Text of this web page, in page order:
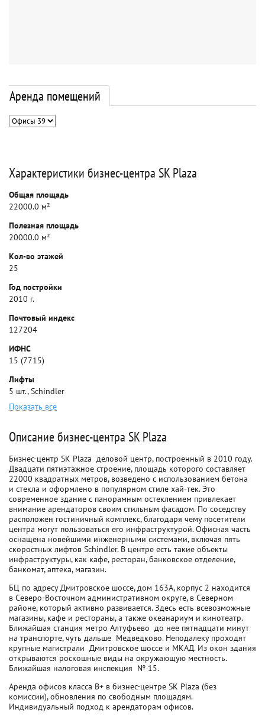
Аренда помещений
Характеристики бизнес-центра SK Plaza
Общая площадь
22000.0 м²
Полезная площадь
20000.0 м²
Кол-во этажей
25
Год постройки
2010 г.
Почтовый индекс
127204
ИФНС
15 (7715)
Лифты
5 шт., Schindler
Показать все
Описание бизнес-центра SK Plaza
Бизнес-центр SK Plaza  деловой центр, построенный в 2010 году.
Двадцати пятиэтажное строение, площадь которого составляет
22000 квадратных метров, возведено с использованием бетона
и стекла и оформлено в популярном стиле хай-тек. Это
современное здание с панорамным остеклением привлекает
внимание арендаторов своим стильным фасадом. По соседству
расположен гостиничный комплекс, благодаря чему посетители
центра могут пользоваться его инфраструктурой. Офисная часть
оснащена новейшими инженерными системами, включая пять
скоростных лифтов Schindler. В центре есть такие объекты
инфраструктуры, как кафе, ресторан, банковское отделение,
банкомат, аптека, магазин.
БЦ по адресу Дмитровское шоссе, дом 163А, корпус 2 находится
в Северо-Восточном административном округе, в Северном
районе, который активно развивается. Здесь есть всевозможные
магазины, кафе и рестораны, а также океанариум и кинотеатр.
Ближайшая станция метро Алтуфьево  до нее пятнадцати минут
на транспорте, чуть дальше  Медведково. Неподалеку проходят
крупные магистрали  Дмитровское шоссе и МКАД. Из окон здания
открываются роскошные виды на окружающую местность.
Ближайшая налоговая инспекция  № 15.
Аренда офисов класса B+ в бизнес-центре SK Plaza (без
комиссии), обновления по свободным площадям.
Индивидуальный подход к арендаторам офисов.